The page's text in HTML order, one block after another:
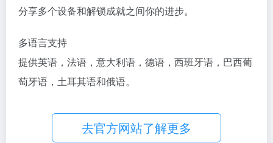
分享多个设备和解锁成就之间你的进步。
多语言支持
提供英语，法语，意大利语，德语，西班牙语，巴西葡
萄牙语，土耳其语和俄语。
去官方网站了解更多